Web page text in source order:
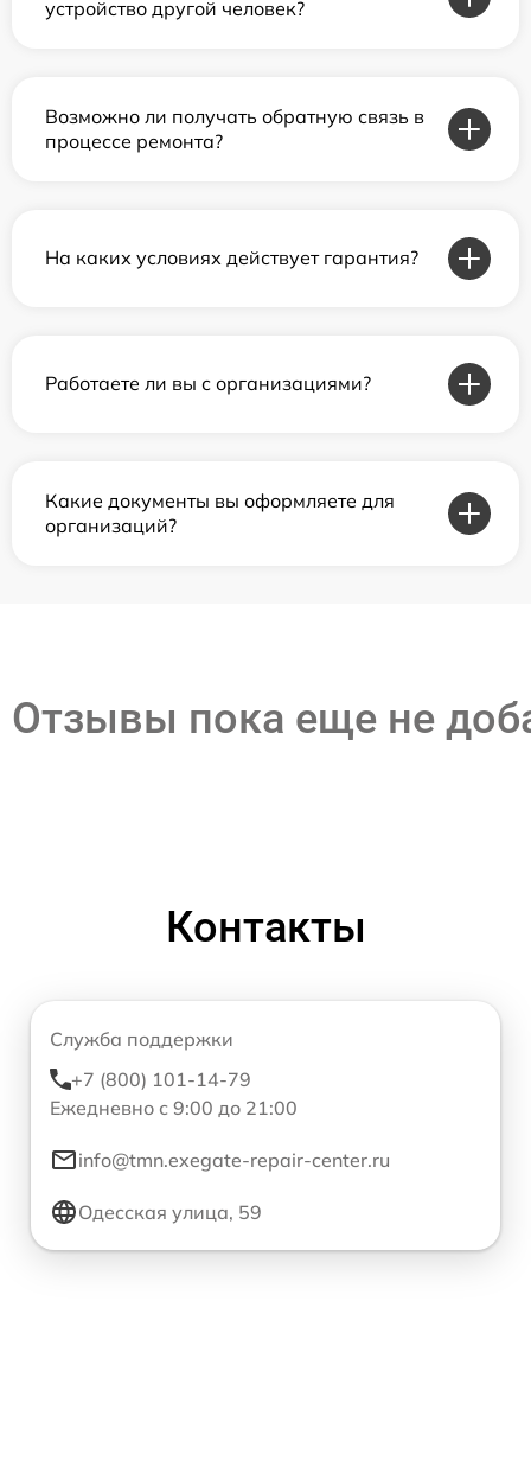
устройство другой человек?
Возможно ли получать обратную связь в
процессе ремонта?
На каких условиях действует гарантия?
Работаете ли вы с организациями?
Какие документы вы оформляете для
организаций?
Отзывы пока еще не
Контакты
Служба поддержки
+7 (800) 101-14-79
Ежедневно с 9:00 до 21:00
info@tmn.exegate-repair-center.ru
Одесская улица, 59